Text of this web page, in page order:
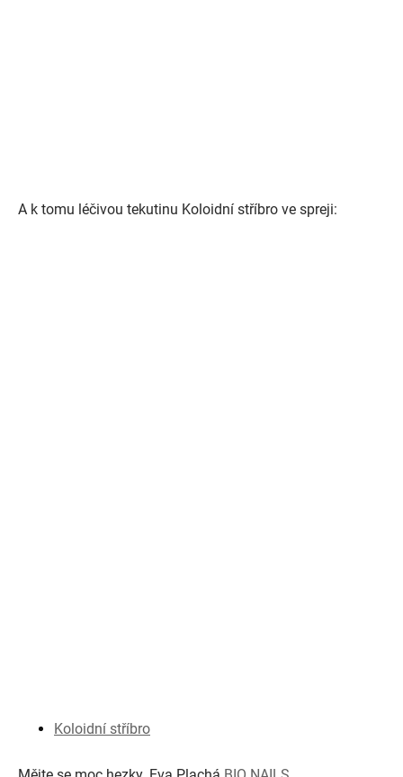
A k tomu léčivou tekutinu Koloidní stříbro ve spreji:
Koloidní stříbro